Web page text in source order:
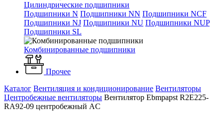
Цилиндрические подшипники
Подшипники N Подшипники NN Подшипники NCF
Подшипники NJ Подшипники NU Подшипники NUP
Подшипники SL
Комбинированные подшипники
Прочее
Каталог Вентиляция и кондиционирование Вентиляторы
Центробежные вентиляторы Вентилятор Ebmpapst R2E225-
RA92-09 центробежный AC